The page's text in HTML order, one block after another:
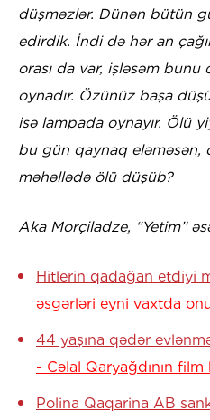
düşməzlər. Dünən bütün
edirdik. İndi də hər an
orası da var, işləsəm bunu
oynadır. Özünüz başa
isə lampada oynayır. Ölü
bu gün qaynaq eləməsən,
məhəllədə ölü düşüb?
Aka Morçiladze, “Yetim”
Hitlerin qadağan etdiyi
əsgərləri eyni vaxtda
44 yaşına qədər
- Cəlal Qaryağdının film
Polina Qaqarina AB